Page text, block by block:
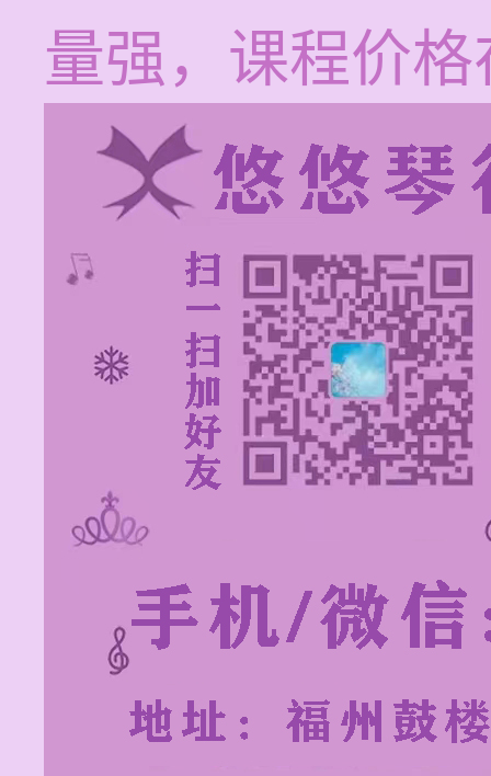
量强，课程价